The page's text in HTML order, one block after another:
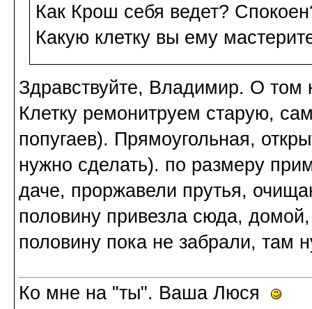
Как Крош себя ведет?
Какую клетку вы ему
Здравствуйте, Владимир. О
Клетку ремонитруем старую,
попугаев). Прямоугольная,
нужно сделать). по размеру
даче, проржавели прутья,
половину привезла сюда,
половину пока не забрали, там
Ко мне на "ты". Ваша Люся